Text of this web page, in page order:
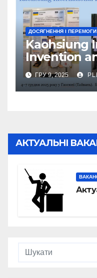
ДОСЯГНЕННЯ І ПЕРЕМОГИ
Kaohsiung
Invention
(KIDE)
ГРУ 9, 2025
АКТУАЛЬНІ